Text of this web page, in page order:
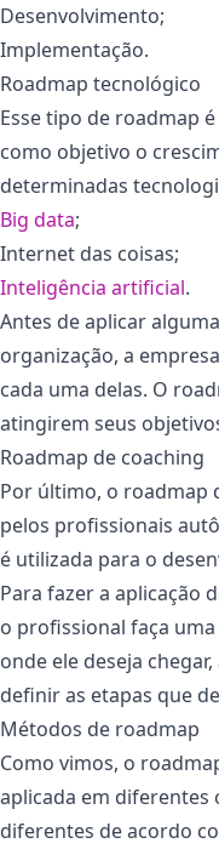
Desenvolvimento;
Implementação.
Roadmap tecnológico
Esse tipo de roadmap
como objetivo o
determinadas
Big data;
Internet das coisas;
Inteligência artificial.
Antes de aplicar
organização, a
cada uma delas. O
atingirem seus
Roadmap de coaching
Por último, o roadmap
pelos profissionais
é utilizada para o
Para fazer a aplicação
o profissional faça
onde ele deseja
definir as etapas que
Métodos de roadmap
Como vimos, o
aplicada em diferentes
diferentes de acordo